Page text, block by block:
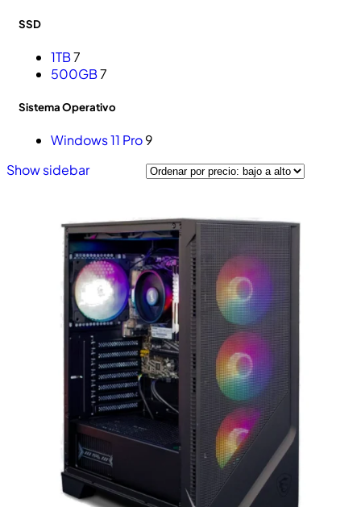
SSD
1TB7
500GB7
Sistema Operativo
Windows 11 Pro9
Show sidebar